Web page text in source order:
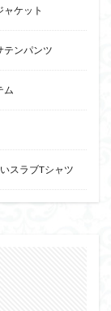
ケット
テンパンツ
ム
スラブTシャツ